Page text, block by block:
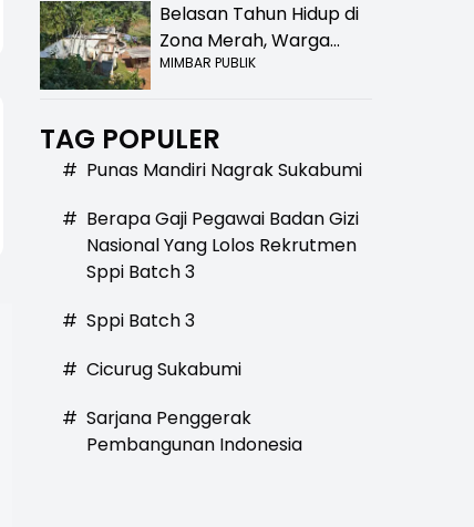
Belasan Tahun Hidup di
Zona Merah, Warga
Kampung Nangewer
Relokasi
MIMBAR PUBLIK
TAG POPULER
# Punas Mandiri Nagrak Sukabumi
# Berapa Gaji Pegawai Badan Gizi
Nasional Yang Lolos Rekrutmen
Sppi Batch 3
# Sppi Batch 3
# Cicurug Sukabumi
# Sarjana Penggerak
Pembangunan Indonesia